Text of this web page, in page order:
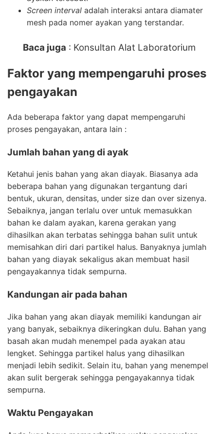
Screen interval adalah interaksi antara diamater
mesh pada nomer ayakan yang terstandar.
Baca juga : Konsultan Alat Laboratorium
Faktor yang mempengaruhi proses
pengayakan
Ada beberapa faktor yang dapat mempengaruhi
proses pengayakan, antara lain :
Jumlah bahan yang di ayak
Ketahui jenis bahan yang akan diayak. Biasanya ada
beberapa bahan yang digunakan tergantung dari
bentuk, ukuran, densitas, under size dan over sizenya.
Sebaiknya, jangan terlalu over untuk memasukkan
bahan ke dalam ayakan, karena gerakan yang
dihasilkan akan terbatas sehingga bahan sulit untuk
memisahkan diri dari partikel halus. Banyaknya jumlah
bahan yang diayak sekaligus akan membuat hasil
pengayakannya tidak sempurna.
Kandungan air pada bahan
Jika bahan yang akan diayak memiliki kandungan air
yang banyak, sebaiknya dikeringkan dulu. Bahan yang
basah akan mudah menempel pada ayakan atau
lengket. Sehingga partikel halus yang dihasilkan
menjadi lebih sedikit. Selain itu, bahan yang menempel
akan sulit bergerak sehingga pengayakannya tidak
sempurna.
Waktu Pengayakan